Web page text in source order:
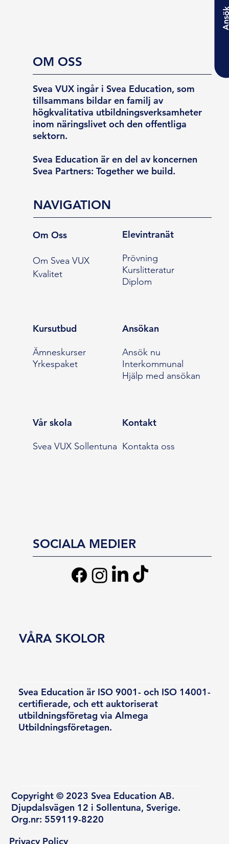
OM OSS
Svea VUX ingår i Svea Education, som
tillsammans bildar en familj av
högkvalitativa utbildningsverksamheter
inom näringslivet och den offentliga
sektorn.
Svea Education är en del av koncernen
Svea Partners: Together we build.
NAVIGATION
Om Oss
Om Svea VUX
Kvalitet
Elevintranät
Prövning
Kurslitteratur
Diplom
Kursutbud
Ämneskurser
Yrkespaket
Ansökan
Ansök nu
Interkommunal
Hjälp med ansökan
Vår skola
Svea VUX Sollentuna
Kontakt
Kontakta oss
SOCIALA MEDIER
Svea Education är ISO 9001- och ISO 14001-
certifierade, och ett auktoriserat
utbildningsföretag via Almega
Utbildningsföretagen.
Copyright © 2023 Svea Education AB.
Djupdalsvägen 12 i Sollentuna, Sverige.
Org.nr: 559119-8220
VÅRA SKOLOR
Privacy Policy